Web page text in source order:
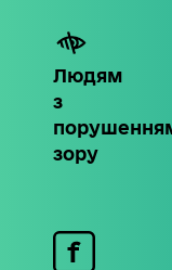
Людям
з
зору